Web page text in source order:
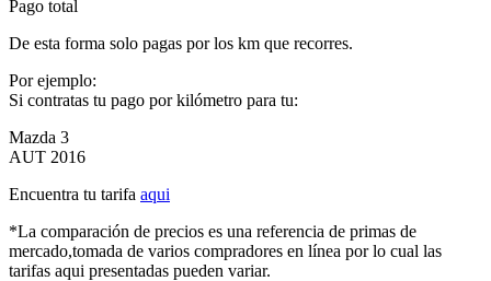
Pago total
De esta forma solo pagas por los km que recorres.
Por ejemplo:
Si contratas tu pago por kilómetro para tu:
Mazda 3
AUT 2016
Encuentra tu tarifa aqui
*La comparación de precios es una referencia de primas de
mercado,tomada de varios compradores en línea por lo cual las
tarifas aqui presentadas pueden variar.